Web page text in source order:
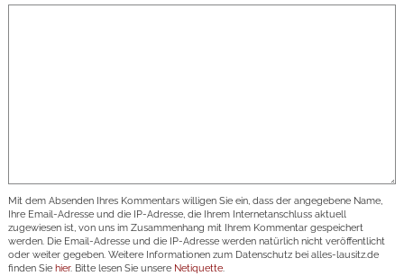
Mit dem Absenden Ihres Kommentars willigen Sie ein, dass der angegebene Name,
Ihre Email-Adresse und die IP-Adresse, die Ihrem Internetanschluss aktuell
zugewiesen ist, von uns im Zusammenhang mit Ihrem Kommentar gespeichert
werden. Die Email-Adresse und die IP-Adresse werden natürlich nicht veröffentlicht
oder weiter gegeben. Weitere Informationen zum Datenschutz bei alles-lausitz.de
finden Sie hier. Bitte lesen Sie unsere Netiquette.